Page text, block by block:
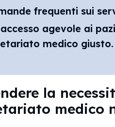
frequenti sui
agevole ai
medico giusto.
la
medico